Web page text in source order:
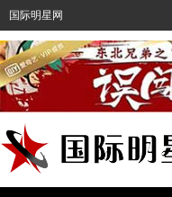
国际明星网